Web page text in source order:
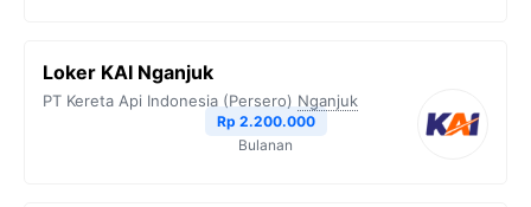
Loker KAI Nganjuk
PT Kereta Api Indonesia (Persero) Nganjuk
Rp 2.200.000
Bulanan